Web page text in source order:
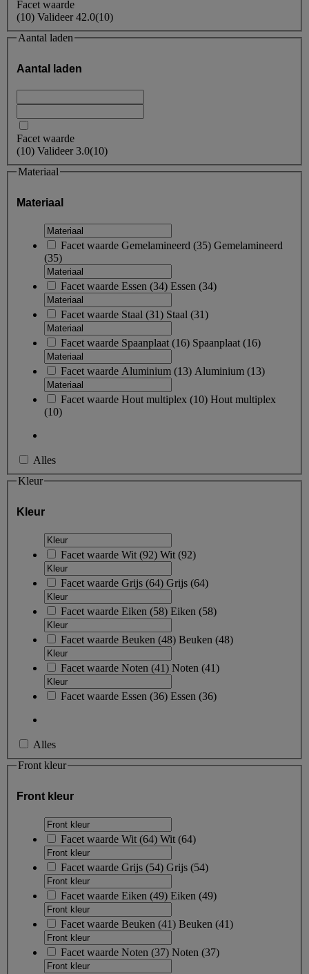
Facet waarde
(10) Valideer42.0(10)
Aantal laden
Aantal laden
Facet waarde
(10) Valideer3.0(10)
Materiaal
Materiaal
Facet waarde Gemelamineerd (35) Gemelamineerd
(35)
Facet waarde Essen (34) Essen (34)
Facet waarde Staal (31) Staal (31)
Facet waarde Spaanplaat (16) Spaanplaat (16)
Facet waarde Aluminium (13) Aluminium (13)
Facet waarde Hout multiplex (10) Hout multiplex
(10)
Alles
Kleur
Kleur
Facet waarde Wit (92) Wit (92)
Facet waarde Grijs (64) Grijs (64)
Facet waarde Eiken (58) Eiken (58)
Facet waarde Beuken (48) Beuken (48)
Facet waarde Noten (41) Noten (41)
Facet waarde Essen (36) Essen (36)
Alles
Front kleur
Front kleur
Facet waarde Wit (64) Wit (64)
Facet waarde Grijs (54) Grijs (54)
Facet waarde Eiken (49) Eiken (49)
Facet waarde Beuken (41) Beuken (41)
Facet waarde Noten (37) Noten (37)